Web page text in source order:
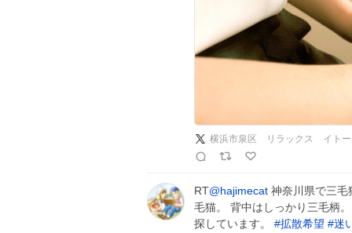
横浜市泉区 リラックス イトー
RT@hajimecat 神奈川県で三毛
毛猫。 背中はしっかり三毛柄
探しています。 #拡散希望 #迷